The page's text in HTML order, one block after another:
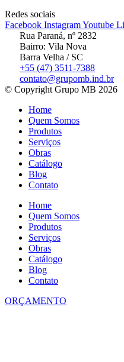
Redes sociais
Facebook InstagramYoutube
Rua Paraná, nº 2832
Bairro: Vila Nova
Barra Velha / SC
+55 (47) 3511-7388
contato@grupomb.ind.br
© Copyright Grupo MB 2026
Home
Quem Somos
Produtos
Serviços
Obras
Catálogo
Blog
Contato
Home
Quem Somos
Produtos
Serviços
Obras
Catálogo
Blog
Contato
ORÇAMENTO